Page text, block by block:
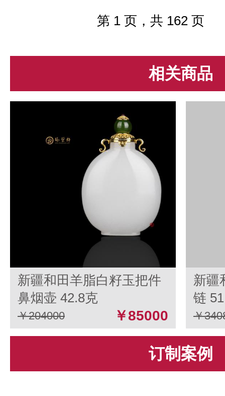
翡翠价值的地方也是它的底，种，...
第 1 页，共 162 页
相关商品
新疆和田羊脂白籽玉把件
鼻烟壶 42.8克
￥204000 ￥85000
新疆
链
￥
订制案例